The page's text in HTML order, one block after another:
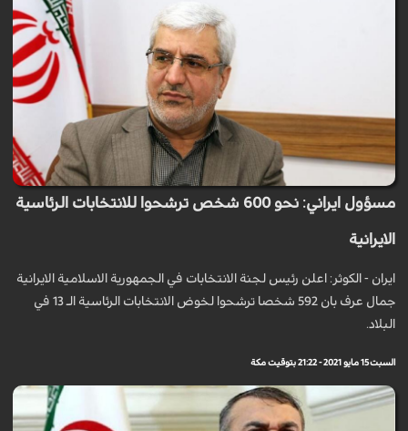
مسؤول ايراني: نحو 600 شخص ترشحوا للانتخابات الرئاسية
الايرانية
ايران - الكوثر: اعلن رئيس لجنة الانتخابات في الجمهورية الاسلامية الايرانية
جمال عرف بان 592 شخصا ترشحوا لخوض الانتخابات الرئاسية الـ 13 في
البلاد.
السبت 15 مايو 2021 - 21:22 بتوقيت مكة